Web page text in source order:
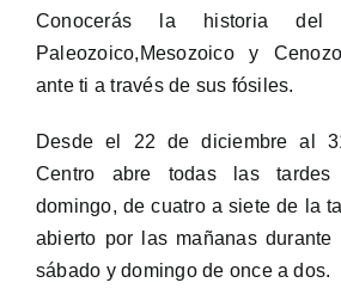
Conocerás la historia del
Paleozoico,Mesozoico y
ante ti a través de sus fósiles.
Desde el 22 de diciembre al
Centro abre todas las
domingo, de cuatro a siete de la
abierto por las mañanas
sábado y domingo de once a dos.